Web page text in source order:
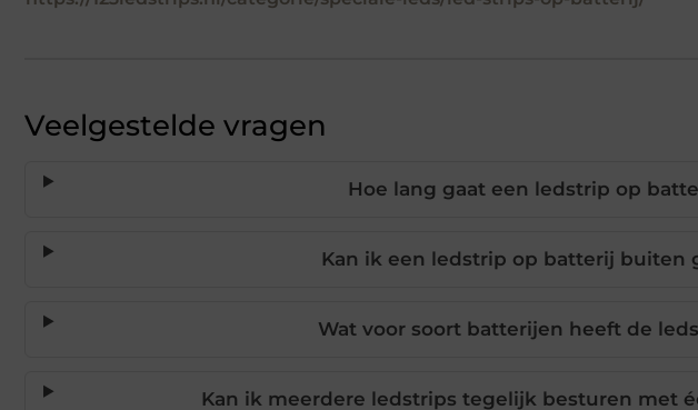
Veelgestelde vragen
Hoe lang gaat een ledstrip op
Kan ik een ledstrip op batterij buiten
Wat voor soort batterijen heeft de
Kan ik meerdere ledstrips tegelijk besturen met